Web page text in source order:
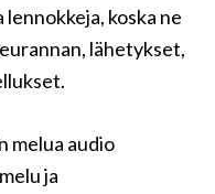
koska ne
lähetykset,
melua audio
ja